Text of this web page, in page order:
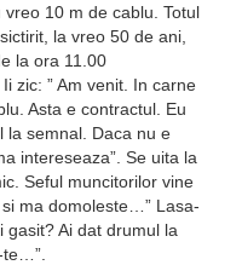
10 m de cablu. Totul
la vreo 50 de ani,
la ora 11.00
zic: ” Am venit. In carne
Asta e contractul. Eu
la semnal. Daca nu e
intereseaza”. Se uita la
Seful muncitorilor vine
ma domoleste…” Lasa-
gasit? Ai dat drumul la